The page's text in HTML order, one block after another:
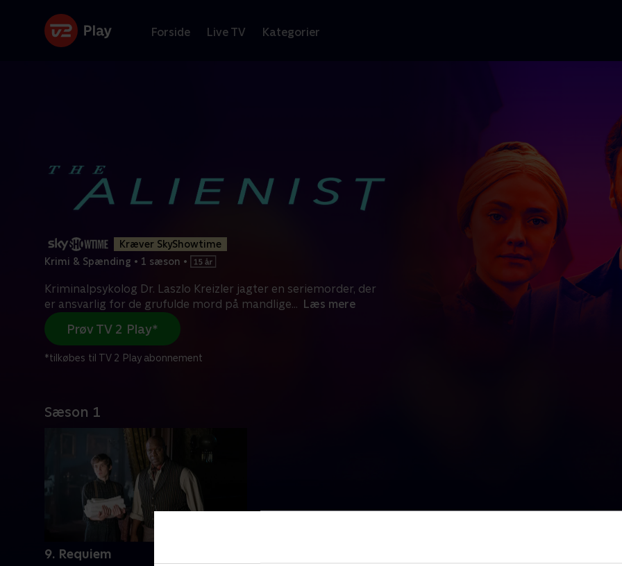
Forside Live TV Kategorier
Kræver SkyShowtime
Krimi & Spænding • 1 sæson •
Kriminalpsykolog Dr. Laszlo Kreizler jagter en seriemorder, der
er ansvarlig for de grufulde mord på mandlige... Læs mere
Prøv TV 2 Play*
*tilkøbes til TV 2 Play abonnement
Sæson 1
9. Requiem